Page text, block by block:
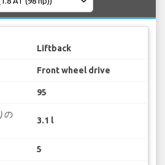
Liftback
Front wheel drive
95
の
3.1 l
5